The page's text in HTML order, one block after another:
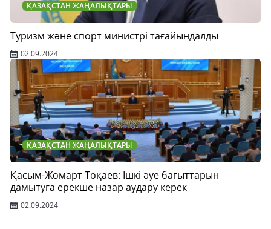
ҚАЗАҚСТАН ЖАҢАЛЫҚТАРЫ
Туризм және спорт министрі тағайындалды
02.09.2024
ҚАЗАҚСТАН ЖАҢАЛЫҚТАРЫ
Қасым-Жомарт Тоқаев: Ішкі әуе бағыттарын
дамытуға ерекше назар аудару керек
02.09.2024